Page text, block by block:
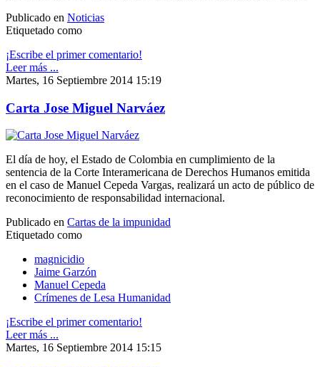
Publicado en Noticias
Etiquetado como
¡Escribe el primer comentario!
Leer más ...
Martes, 16 Septiembre 2014 15:19
Carta Jose Miguel Narváez
El día de hoy, el Estado de Colombia en cumplimiento de la
sentencia de la Corte Interamericana de Derechos Humanos emitida
en el caso de Manuel Cepeda Vargas, realizará un acto de público de
reconocimiento de responsabilidad internacional.
Publicado en Cartas de la impunidad
Etiquetado como
magnicidio
Jaime Garzón
Manuel Cepeda
Crímenes de Lesa Humanidad
¡Escribe el primer comentario!
Leer más ...
Martes, 16 Septiembre 2014 15:15